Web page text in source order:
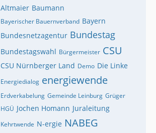
Altmaier Baumann
Bayerischer Bauernverband Bayern
Bundesnetzagentur Bundestag
Bundestagswahl Bürgermeister CSU
CSU Nürnberger Land Demo Die Linke
Energiedialog energiewende
Erdverkabelung Gemeinde Leinburg Grüger
HGÜ Jochen Homann Juraleitung
Kehrtwende N-ergie NABEG